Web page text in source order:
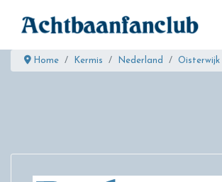
Home Kermis Nederland Oisterwijk